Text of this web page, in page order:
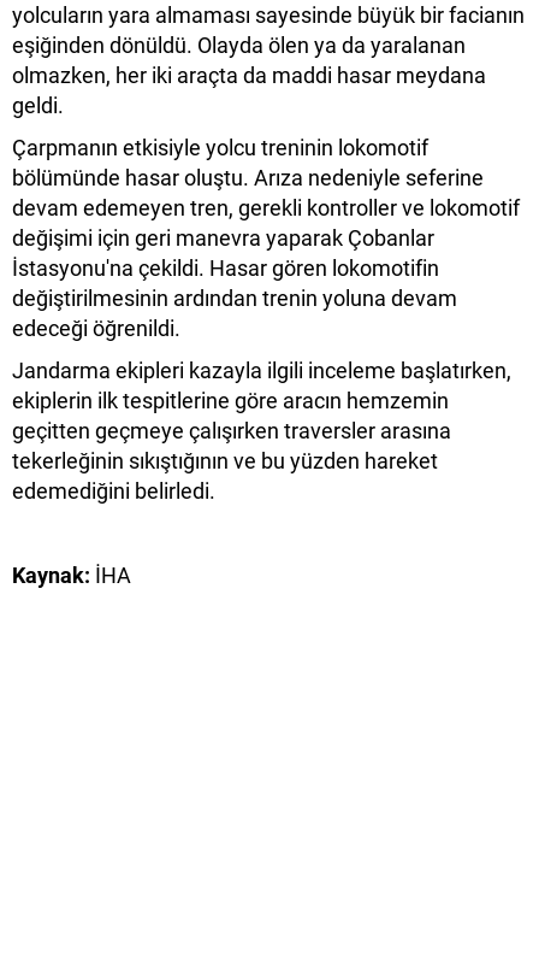
yolcuların yara almaması sayesinde büyük bir facianın
eşiğinden dönüldü. Olayda ölen ya da yaralanan
olmazken, her iki araçta da maddi hasar meydana
geldi.
Çarpmanın etkisiyle yolcu treninin lokomotif
bölümünde hasar oluştu. Arıza nedeniyle seferine
devam edemeyen tren, gerekli kontroller ve lokomotif
değişimi için geri manevra yaparak Çobanlar
İstasyonu'na çekildi. Hasar gören lokomotifin
değiştirilmesinin ardından trenin yoluna devam
edeceği öğrenildi.
Jandarma ekipleri kazayla ilgili inceleme başlatırken,
ekiplerin ilk tespitlerine göre aracın hemzemin
geçitten geçmeye çalışırken traversler arasına
tekerleğinin sıkıştığının ve bu yüzden hareket
edemediğini belirledi.
Kaynak: İHA